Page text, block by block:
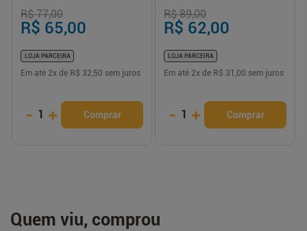
R$ 77,00
R$ 65,00
LOJA PARCEIRA
Em até 2x de R$ 32,50 sem juros
- 1 + Comprar
R$ 89,00
R$ 62,00
LOJA PARCEIRA
Em até 2x de R$ 31,00 sem juros
- 1 + Comprar
Quem viu, comprou